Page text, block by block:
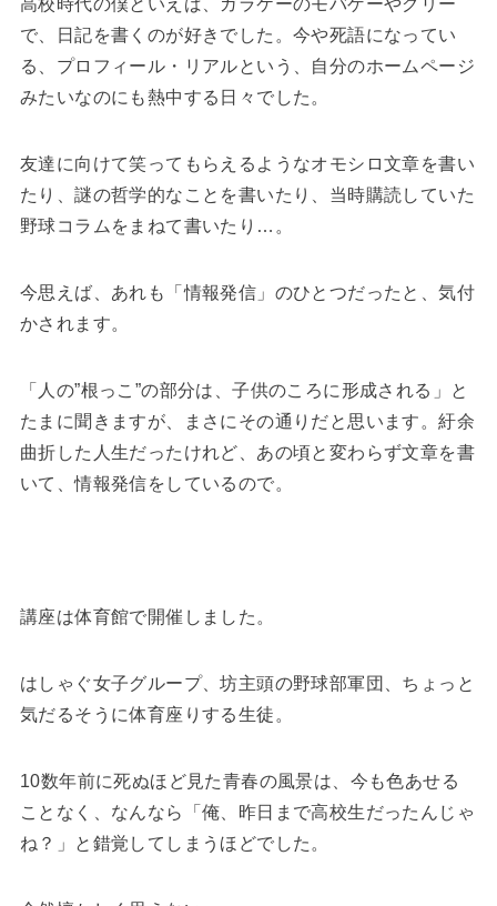
高校時代の僕といえば、ガラケーのモバゲーやグリー
で、日記を書くのが好きでした。今や死語になってい
る、プロフィール・リアルという、自分のホームページ
みたいなのにも熱中する日々でした。
友達に向けて笑ってもらえるようなオモシロ文章を書い
たり、謎の哲学的なことを書いたり、当時購読していた
野球コラムをまねて書いたり…。
今思えば、あれも「情報発信」のひとつだったと、気付
かされます。
「人の”根っこ”の部分は、子供のころに形成される」と
たまに聞きますが、まさにその通りだと思います。紆余
曲折した人生だったけれど、あの頃と変わらず文章を書
いて、情報発信をしているので。
講座は体育館で開催しました。
はしゃぐ女子グループ、坊主頭の野球部軍団、ちょっと
気だるそうに体育座りする生徒。
10数年前に死ぬほど見た青春の風景は、今も色あせる
ことなく、なんなら「俺、昨日まで高校生だったんじゃ
ね？」と錯覚してしまうほどでした。